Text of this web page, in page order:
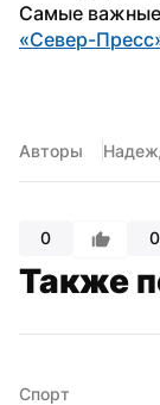
«Север-
Авторы
0 0
Также
Спорт